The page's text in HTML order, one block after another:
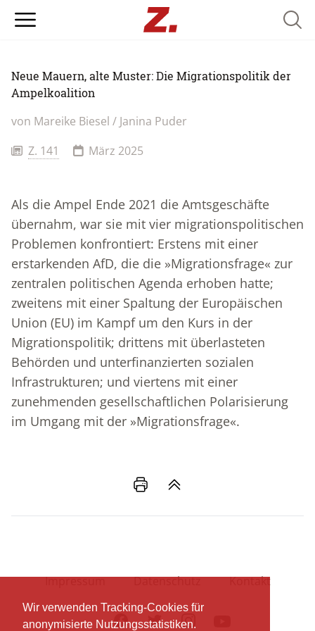
Wir verwenden Tracking-Cookies für
anonymisierte Nutzungsstatistiken.
Neue Mauern, alte Muster: Die Migrationspolitik der
Ampelkoalition
von Mareike Biesel / Janina Puder
Z. 141
März 2025
Als die Ampel Ende 2021 die Amtsgeschäfte
übernahm, war sie mit vier migrationspolitischen
Problemen konfrontiert: Erstens mit einer
erstarkenden AfD, die die »Migrationsfrage« zur
zentralen politischen Agenda erhoben hatte;
zweitens mit einer Spaltung der Europäischen
Union (EU) im Kampf um den Kurs in der
Migrationspolitik; drittens mit überlasteten
Behörden und unterfinanzierten sozialen
Infrastrukturen; und viertens mit einer
zunehmenden gesellschaftlichen Polarisierung
im Umgang mit der »Migrationsfrage«.
Impressum Datenschutz Kontakt
FacebookTwitterInstagram